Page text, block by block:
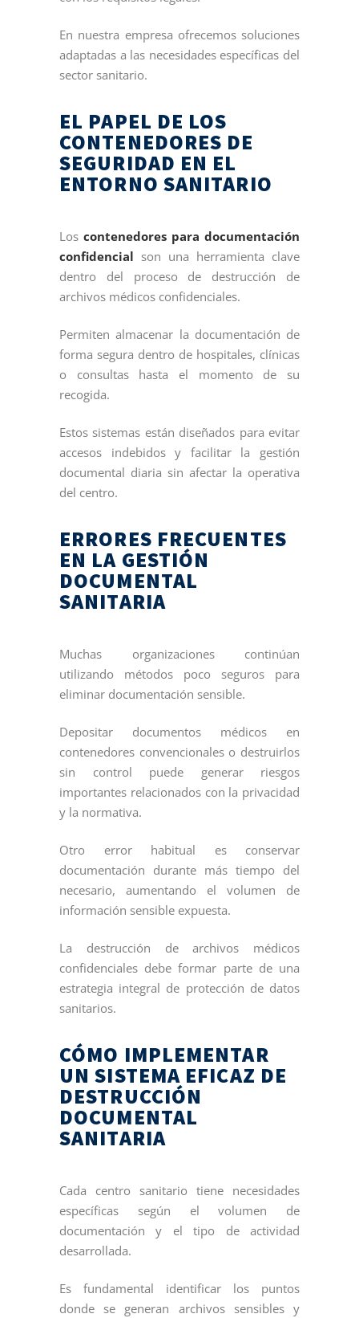
En nuestra empresa ofrecemos soluciones
adaptadas a las necesidades específicas del
sector sanitario.
EL PAPEL DE LOS
CONTENEDORES DE
SEGURIDAD EN EL
ENTORNO SANITARIO
Los contenedores para documentación
confidencial son una herramienta clave
dentro del proceso de destrucción de
archivos médicos confidenciales.
Permiten almacenar la documentación de
forma segura dentro de hospitales, clínicas
o consultas hasta el momento de su
recogida.
Estos sistemas están diseñados para evitar
accesos indebidos y facilitar la gestión
documental diaria sin afectar la operativa
del centro.
ERRORES FRECUENTES
EN LA GESTIÓN
DOCUMENTAL
SANITARIA
Muchas organizaciones continúan
utilizando métodos poco seguros para
eliminar documentación sensible.
Depositar documentos médicos en
contenedores convencionales o destruirlos
sin control puede generar riesgos
importantes relacionados con la privacidad
y la normativa.
Otro error habitual es conservar
documentación durante más tiempo del
necesario, aumentando el volumen de
información sensible expuesta.
La destrucción de archivos médicos
confidenciales debe formar parte de una
estrategia integral de protección de datos
sanitarios.
CÓMO IMPLEMENTAR
UN SISTEMA EFICAZ DE
DESTRUCCIÓN
DOCUMENTAL
SANITARIA
Cada centro sanitario tiene necesidades
específicas según el volumen de
documentación y el tipo de actividad
desarrollada.
Es fundamental identificar los puntos
donde se generan archivos sensibles y